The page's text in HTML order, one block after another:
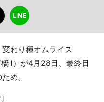
わり種オムライス
1）が4月28日、最終日
め。